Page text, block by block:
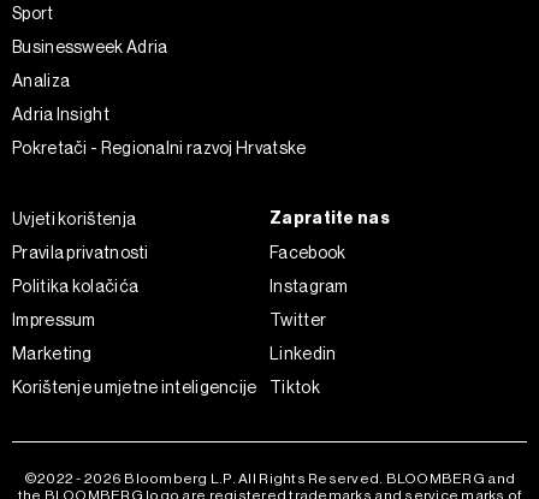
Sport
Businessweek Adria
Analiza
Adria Insight
Pokretači - Regionalni razvoj Hrvatske
Uvjeti korištenja
Pravila privatnosti
Politika kolačića
Impressum
Marketing
Korištenje umjetne inteligencije
Zapratite nas
Facebook
Instagram
Twitter
Linkedin
Tiktok
©2022 - 2026 Bloomberg L.P. All Rights Reserved. BLOOMBERG and
the BLOOMBERG logo are registered trademarks and service marks of